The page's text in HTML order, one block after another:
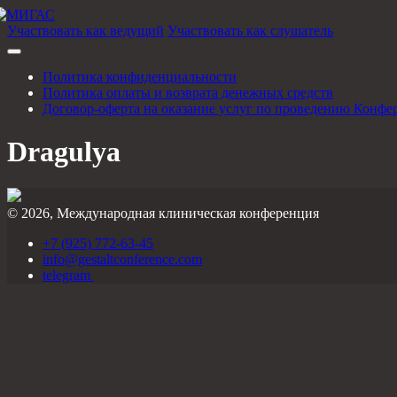
Участвовать как ведущий Участвовать как слушатель
Политика конфиденциальности
Политика оплаты и возврата денежных средств
Договор-оферта на оказание услуг по проведению
Dragulya
© 2026, Международная клиническая конференция
+7 (925) 772-63-45
info@gestaltconference.com
telegram